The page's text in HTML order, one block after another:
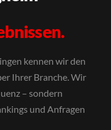
kennen wir den
Ihrer Branche. Wir
– sondern
und Anfragen